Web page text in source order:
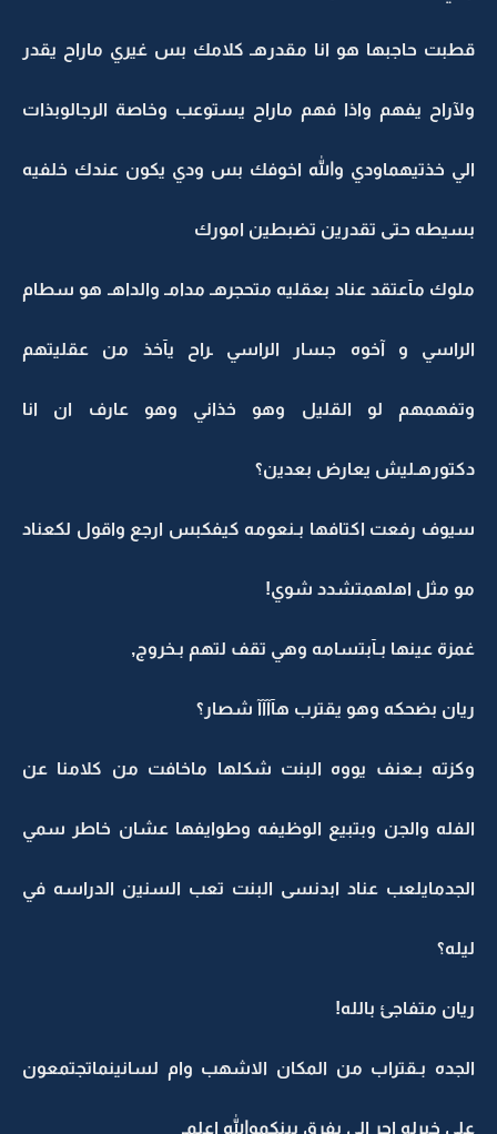
قطبت حاجبها هو انا مقدرهـ كلامك بس غيري ماراح يقدر
ولآراح يفهم واذا فهم ماراح يستوعب وخاصة الرجالوبذات
الي خذتيهماودي والله اخوفك بس ودي يكون عندك خلفيه
بسيطه حتى تقدرين تضبطين امورك
ملوك مآعتقد عناد بعقليه متحجرهـ مدامـ والداهـ هو سطام
الراسي و آخوه جسار الراسي ـراح يآخذ من عقليتهم
وتفهمهم لو القليل وهو خذاني وهو عارف ان انا
دكتورهـليش يعارض بعدين؟
سيوف رفعت اكتافها بـنعومه كيفكبس ارجع واقول لكعناد
مو مثل اهلهمتشدد شوي!
غمزة عينها بـآبتسامه وهي تقف لتهم بـخروج,
ريان بضحكه وهو يقترب هآآآآ شصار؟
وكزته بـعنف يووه البنت شكلها ماخافت من كلامنا عن
الفله والجن وبتبيع الوظيفه وطوايفها عشان خاطر سمي
الجدمايلعب عناد ابدنسى البنت تعب السنين الدراسه في
ليله؟
ريان متفاجئ بالله!
الجده بـقتراب من المكان الاشهب وام لسانينماتجتمعون
على خيرله اجر الي يفرق بينكموالله اعلمـ